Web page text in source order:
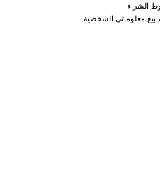
الشراء
بيع معلوماتي الشخصية